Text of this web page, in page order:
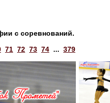
с соревнований.
71 72 73 74 ... 379